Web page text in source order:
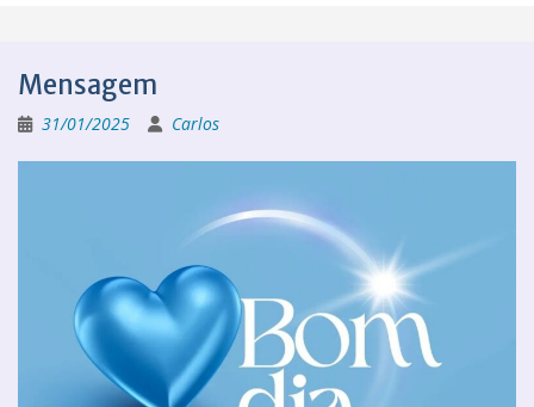
Mensagem
31/01/2025 Carlos